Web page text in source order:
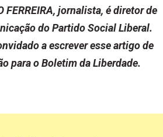
FERREIRA, jornalista, é diretor de
do Partido Social Liberal.
a escrever esse artigo de
para o Boletim da Liberdade.